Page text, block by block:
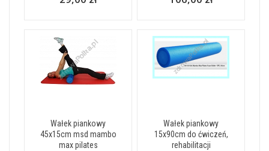
Wałek piankowy
45x15cm msd mambo
max pilates
Wałek piankowy
15x90cm do ćwiczeń,
rehabilitacji